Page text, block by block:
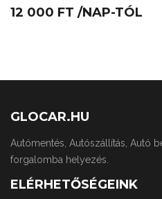
12 000 FT /NAP-TÓL
GLOCAR.HU
Autómentés, Autószállítás, Autó
forgalomba helyezés.
ELÉRHETŐSÉGEINK